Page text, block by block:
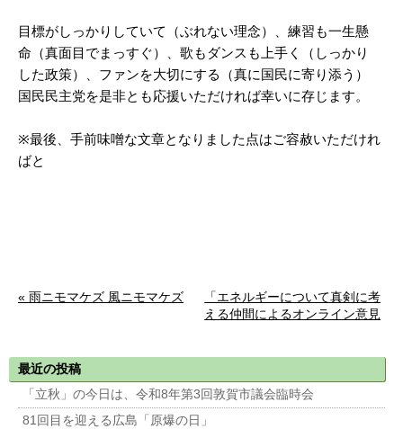
目標がしっかりしていて（ぶれない理念）、練習も一生懸
命（真面目でまっすぐ）、歌もダンスも上手く（しっかり
した政策）、ファンを大切にする（真に国民に寄り添う）
国民民主党を是非とも応援いただければ幸いに存じます。
※最後、手前味噌な文章となりました点はご容赦いただけれ
ばと
« 雨ニモマケズ 風ニモマケズ
「エネルギーについて真剣に考
える仲間によるオンライン意見
最近の投稿
「立秋」の今日は、令和8年第3回敦賀市議会臨時会
81回目を迎える広島「原爆の日」